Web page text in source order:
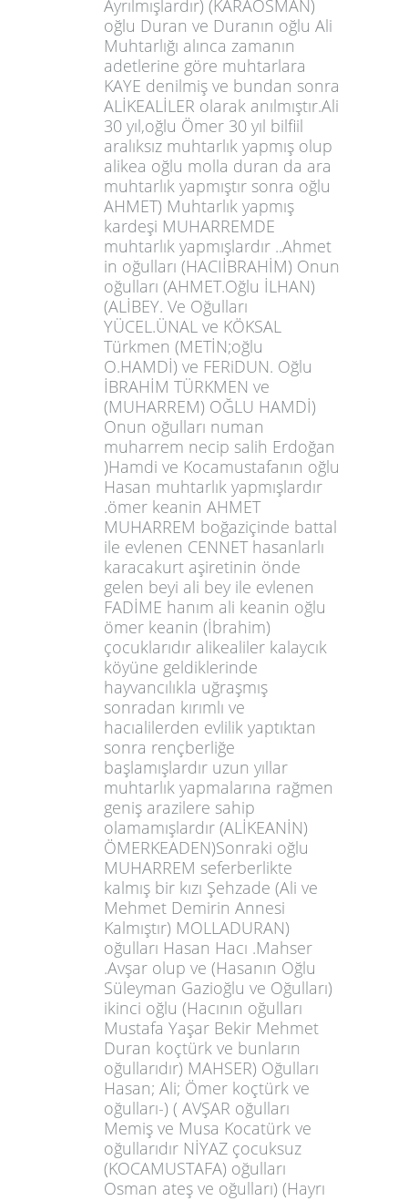
Ayrılmışlardır) (KARAOSMAN)
oğlu Duran ve Duranın oğlu Ali
Muhtarlığı alınca zamanın
adetlerine göre muhtarlara
KAYE denilmiş ve bundan sonra
ALİKEALİLER olarak anılmıştır.Ali
30 yıl,oğlu Ömer 30 yıl bilfiil
aralıksız muhtarlık yapmış olup
alikea oğlu molla duran da ara
muhtarlık yapmıştır sonra oğlu
AHMET) Muhtarlık yapmış
kardeşi MUHARREMDE
muhtarlık yapmışlardır ..Ahmet
in oğulları (HACIİBRAHİM) Onun
oğulları (AHMET.Oğlu İLHAN)
(ALİBEY. Ve Oğulları
YÜCEL.ÜNAL ve KÖKSAL
Türkmen (METİN;oğlu
O.HAMDİ) ve FERiDUN. Oğlu
İBRAHİM TÜRKMEN ve
(MUHARREM) OĞLU HAMDİ)
Onun oğulları numan
muharrem necip salih Erdoğan
)Hamdi ve Kocamustafanın oğlu
Hasan muhtarlık yapmışlardır
.ömer keanin AHMET
MUHARREM boğaziçinde battal
ile evlenen CENNET hasanlarlı
karacakurt aşiretinin önde
gelen beyi ali bey ile evlenen
FADİME hanım ali keanin oğlu
ömer keanin (İbrahim)
çocuklarıdır alikealiler kalaycık
köyüne geldiklerinde
hayvancılıkla uğraşmış
sonradan kırımlı ve
hacıalilerden evlilik yaptıktan
sonra rençberliğe
başlamışlardır uzun yıllar
muhtarlık yapmalarına rağmen
geniş arazilere sahip
olamamışlardır (ALİKEANİN)
ÖMERKEADEN)Sonraki oğlu
MUHARREM seferberlikte
kalmış bir kızı Şehzade (Ali ve
Mehmet Demirin Annesi
Kalmıştır) MOLLADURAN)
oğulları Hasan Hacı .Mahser
.Avşar olup ve (Hasanın Oğlu
Süleyman Gazioğlu ve Oğulları)
ikinci oğlu (Hacının oğulları
Mustafa Yaşar Bekir Mehmet
Duran koçtürk ve bunların
oğullarıdır) MAHSER) Oğulları
Hasan; Ali; Ömer koçtürk ve
oğulları-) ( AVŞAR oğulları
Memiş ve Musa Kocatürk ve
oğullarıdır NİYAZ çocuksuz
(KOCAMUSTAFA) oğulları
Osman ateş ve oğulları) (Hayrı